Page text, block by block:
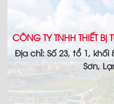
CÔNG TY TNHH THIẾT
Địa chỉ: Số 23, tổ 1, khối
Sơn,